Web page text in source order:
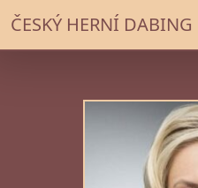
ČESKÝ HERNÍ DABING